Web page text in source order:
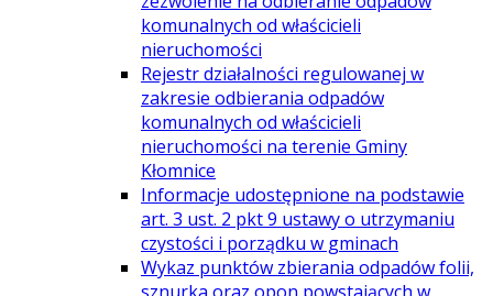
komunalnych od właścicieli
nieruchomości
Rejestr działalności regulowanej w
zakresie odbierania odpadów
komunalnych od właścicieli
nieruchomości na terenie Gminy
Kłomnice
Informacje udostępnione na podstawie
art. 3 ust. 2 pkt 9 ustawy o utrzymaniu
czystości i porządku w gminach
Wykaz punktów zbierania odpadów folii,